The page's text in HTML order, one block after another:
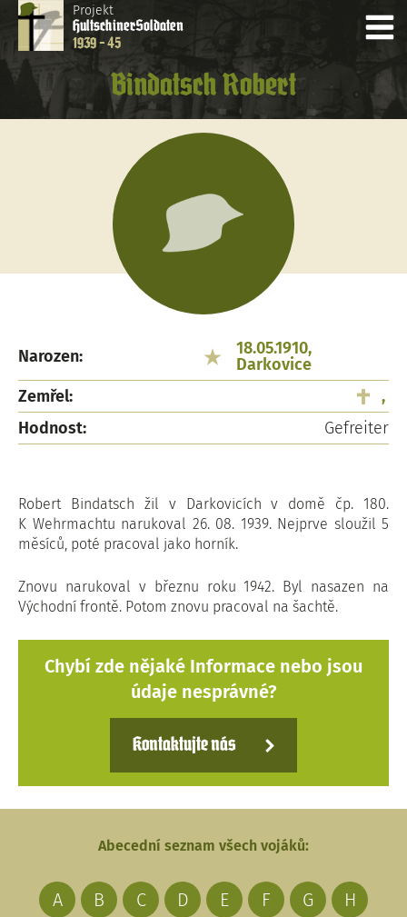
Projekt
HultschinerSoldaten
1939 - 45
Bindatsch Robert
Narozen:
18.05.1910,
Darkovice
Zemřel:
,
Hodnost:
Gefreiter
Robert Bindatsch žil v Darkovicích v domě čp. 180.
K Wehrmachtu narukoval 26. 08. 1939. Nejprve sloužil 5
měsíců, poté pracoval jako horník.
Znovu narukoval v březnu roku 1942. Byl nasazen na
Východní frontě. Potom znovu pracoval na šachtě.
Chybí zde nějaké Informace nebo jsou
údaje nesprávné?
Kontaktujte nás
Abecední seznam všech vojáků:
A B C D E F G
H